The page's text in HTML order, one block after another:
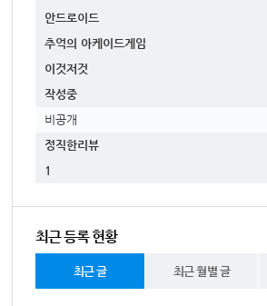
안드로이드
추억의 아케이드게임
이것저것
작성중
비공개
정직한리뷰
1
최근 등록 현황
최근 글 최근 월별 글